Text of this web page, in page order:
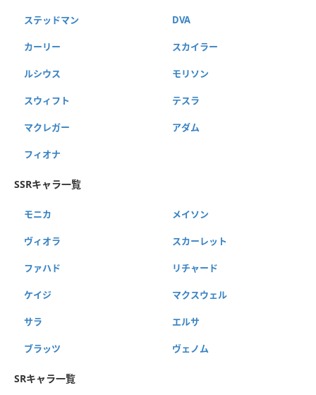
ステッドマン DVA
カーリー スカイラー
ルシウス モリソン
スウィフト テスラ
マクレガー アダム
フィオナ
SSRキャラ一覧
モニカ メイソン
ヴィオラ スカーレット
ファハド リチャード
ケイジ マクスウェル
サラ エルサ
ブラッツ ヴェノム
SRキャラ一覧